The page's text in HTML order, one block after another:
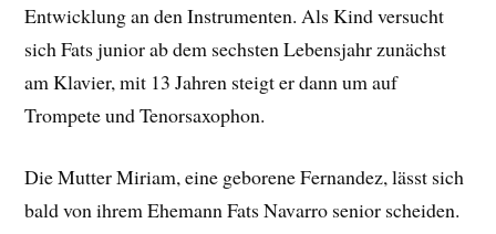
Entwicklung an den Instrumenten. Als Kind versucht
sich Fats junior ab dem sechsten Lebensjahr zunächst
am Klavier, mit 13 Jahren steigt er dann um auf
Trompete und Tenorsaxophon.
Die Mutter Miriam, eine geborene Fernandez, lässt sich
bald von ihrem Ehemann Fats Navarro senior scheiden.